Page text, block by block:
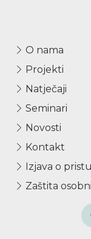
O nama
Projekti
Natječaji
Seminari
Novosti
Kontakt
Izjava o
Zaštita